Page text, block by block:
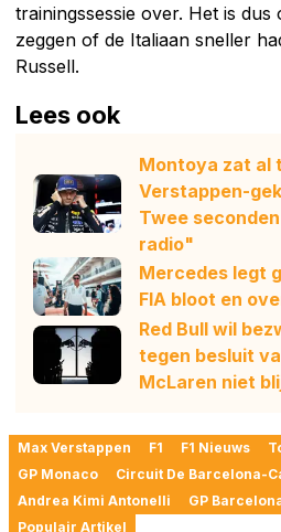
trainingssessie over. Het is dus
zeggen of de Italiaan sneller
Russell.
Lees ook
Montoya zat al
Verstappen-
Twee
radio"
Mercedes legt
FIA bloot en
Red Bull wil
tegen besluit
McLaren niet
Max Verstappen F1 F1 Nieuws
GP Monaco
Circuit De Barcelona-
Andrea Kimi Antonelli
GP
Populair Artikel